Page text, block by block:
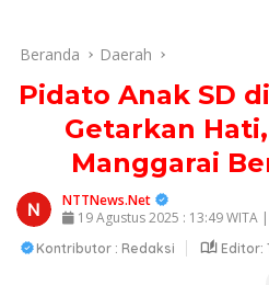
Beranda Daerah
Pidato Anak SD
Getarkan
Manggarai
NTTNews.Net
19 Agustus 2025 : 13:49 WITA |
Kontributor : Redaksi Editor: